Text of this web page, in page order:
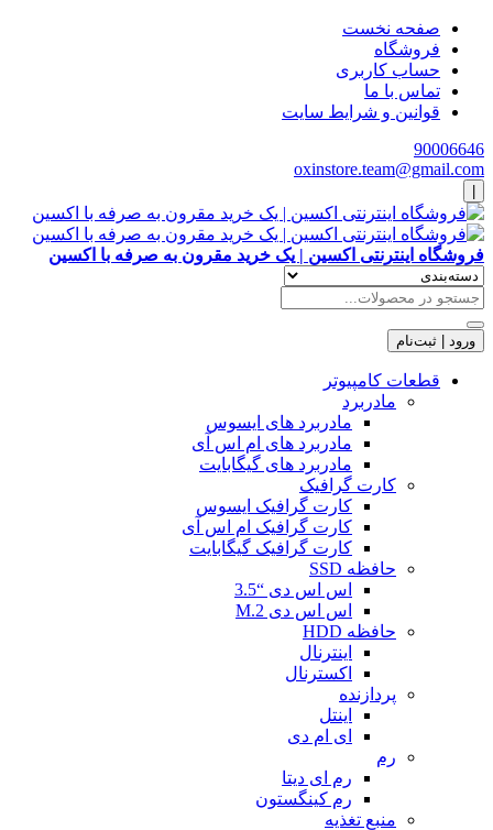
صفحه نخست
فروشگاه
حساب کاربری
تماس با ما
قوانین و شرایط سایت
90006646
oxinstore.team@gmail.com
فروشگاه اینترنتی اکسین | یک خرید مقرون به صرفه با اکسین
ورود | ثبت‌نام
قطعات کامپیوتر
مادربرد
مادربرد های ایسوس
مادربرد های ام اس آی
مادربرد های گیگابایت
کارت گرافیک
کارت گرافیک ایسوس
کارت گرافیک ام اس آی
کارت گرافیک گیگابایت
حافظه SSD
اس اس دی “3.5
اس اس دی M.2
حافظه HDD
اینترنال
اکسترنال
پردازنده
اینتل
ای ام دی
رم
رم ای دیتا
رم کینگستون
منبع تغذیه